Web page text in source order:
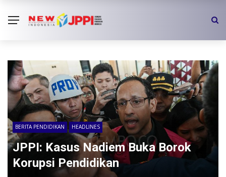
BERITA PENDIDIKAN HEADLINES
JPPI: Kasus Nadiem Buka Borok
Korupsi Pendidikan